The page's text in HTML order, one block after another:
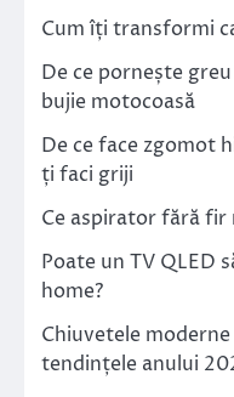
Cum îți transformi
De ce pornește
bujie motocoasă
De ce face zgomot
ți faci griji
Ce aspirator fără fir
Poate un TV QLED
home?
Chiuvetele
tendințele anului